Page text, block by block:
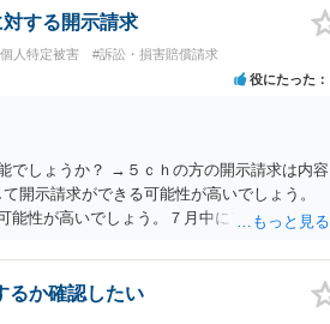
する開示請求
人特定被害 #訴訟・損害賠償請求
役にたった
でしょうか？ →５ｃｈの方の開示請求は内容
開示請求ができる可能性が高いでしょう。
能性が高いでしょう。７月中にアカウントが
？ →訴訟外の交渉で相手方が認めれば負担さ
際の弁護士費用が認められる場合と認められ
るか確認したい